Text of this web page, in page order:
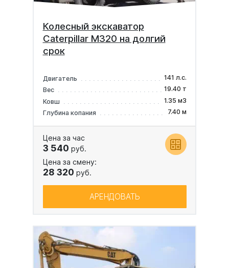
Колесный экскаватор
Caterpillar M320 на долгий
срок
Двигатель
141 л.с.
Вес
19.40 т
Ковш
1.35 м3
Глубина копания
7.40 м
Цена за час
3 540 руб.
Цена за смену:
28 320 руб.
АРЕНДОВАТЬ